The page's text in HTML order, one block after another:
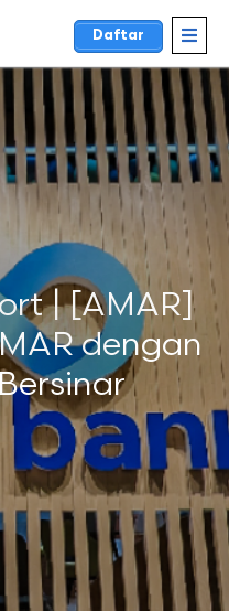
Daftar
| [AMAR]
dengan